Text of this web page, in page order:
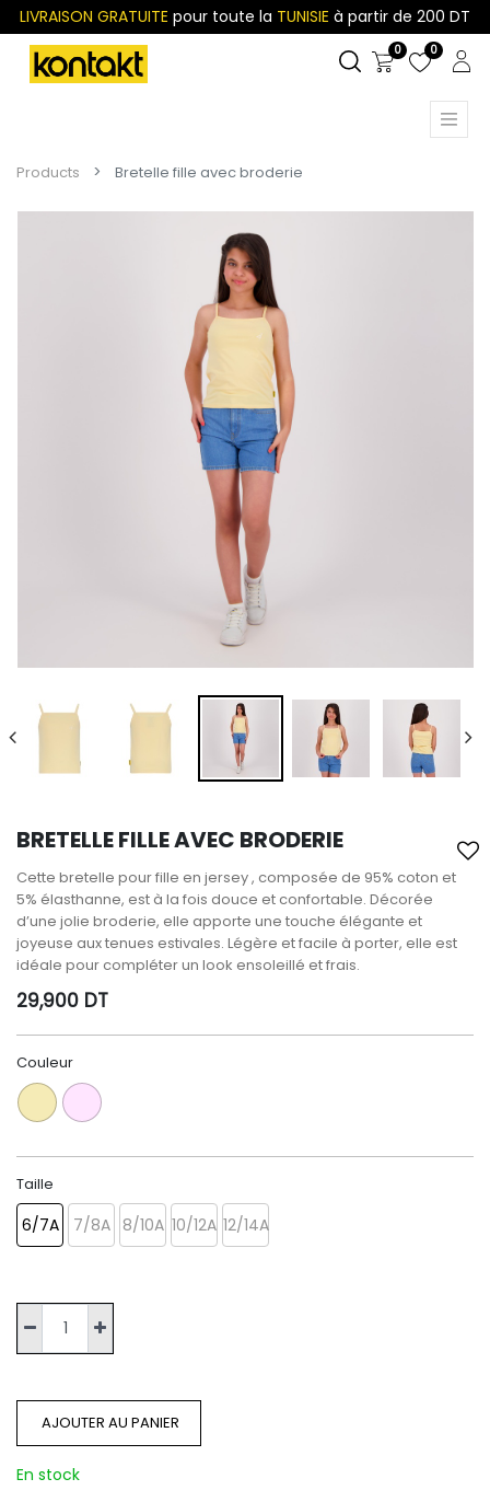
LIVRAISON GRATUITE pour toute la TUNISIE à partir de 200 DT
0 0
Products Bretelle fille avec broderie
BRETELLE FILLE AVEC BRODERIE
Cette bretelle pour fille en jersey , composée de 95% coton et
5% élasthanne, est à la fois douce et confortable. Décorée
d’une jolie broderie, elle apporte une touche élégante et
joyeuse aux tenues estivales. Légère et facile à porter, elle est
idéale pour compléter un look ensoleillé et frais.
29,900 DT
Couleur
Taille
6/7A 7/8A 8/10A 10/12A 12/14A
AJOUTER AU PANIER
En stock